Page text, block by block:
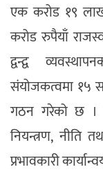
एक करोड १९
करोड रुपैयाँ
द्वन्द्व
संयोजकत्वमा १५
गठन गरेको छ ।
नियन्त्रण, नीति
प्रभावकारी